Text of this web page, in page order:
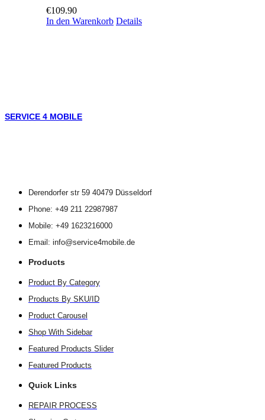
€109.90
In den Warenkorb Details
SERVICE 4 MOBILE
Derendorfer str 59 40479 Düsseldorf
Phone: +49 211 22987987
Mobile: +49 1623216000
Email: info@service4mobile.de
Products
Product By Category
Products By SKU/ID
Product Carousel
Shop With Sidebar
Featured Products Slider
Featured Products
Quick Links
REPAIR PROCESS